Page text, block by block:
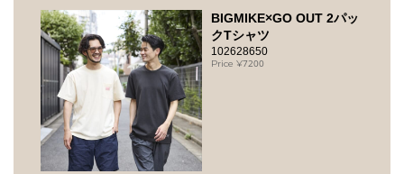
BIGMIKE×GO OUT 2パッ
クTシャツ
102628650
7200